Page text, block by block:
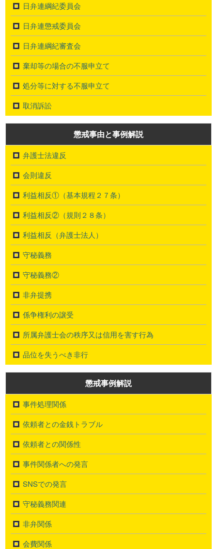
日弁連綱紀委員会
日弁連懲戒委員会
日弁連綱紀審査会
棄却等の場合の不服申立て
処分等に対する不服申立て
取消訴訟
懲戒事由と事例解説
弁護士法違反
会則違反
利益相反①（基本規程２７条）
利益相反②（規則２８条）
利益相反（弁護士法人）
守秘義務
守秘義務②
非弁提携
係争権利の譲受
所属弁護士会の秩序又は信用を害す行為
品位を失うべき非行
懲戒事例解説
事件処理関係
依頼者との金銭トラブル
依頼者との関係性
事件関係者への発言
SNSでの発言
守秘義務関連
非弁関係
会費関係